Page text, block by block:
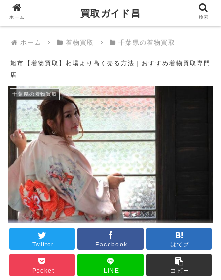
買取ガイド昌
ホーム 着物買取 千葉県の着物買取
旭市【着物買取】相場より高く売る方法｜おすすめ着物買取専門
店
千葉県の着物買取
Twitter Facebook はてブ
Pocket LINE コピー
ホーム 買取ガイド昌 検索